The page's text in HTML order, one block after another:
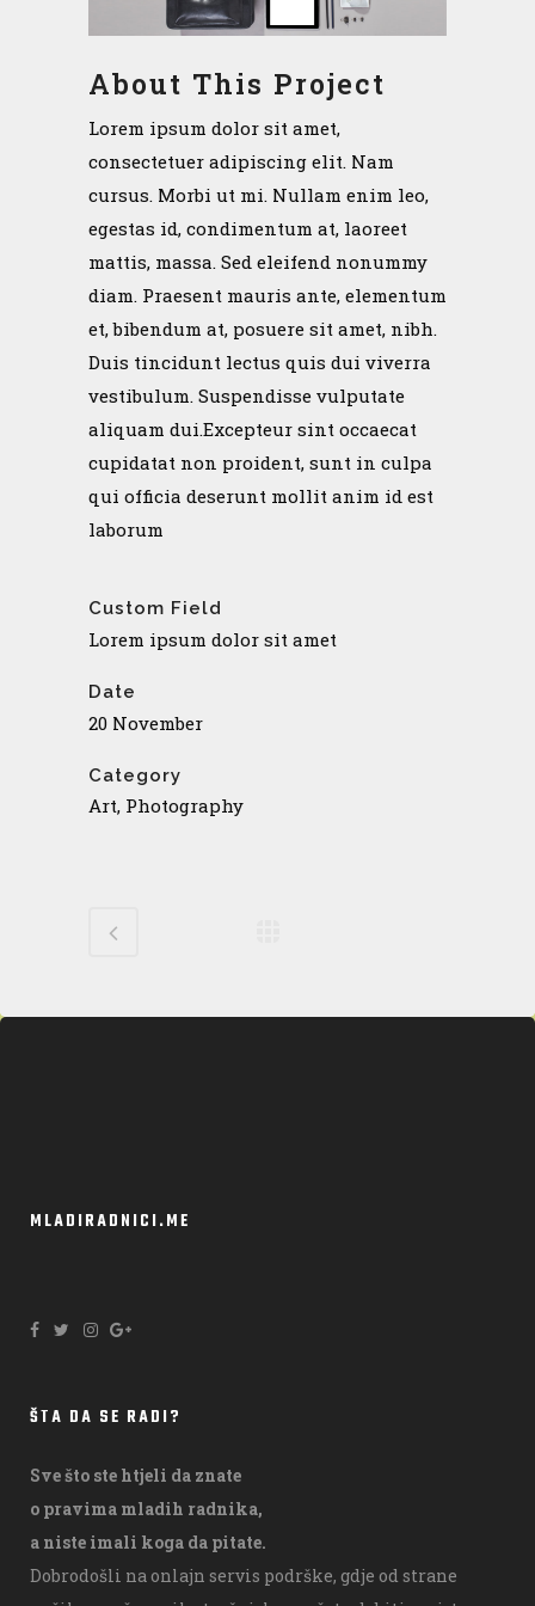
About This Project
Lorem ipsum dolor sit amet,
consectetuer adipiscing elit. Nam
cursus. Morbi ut mi. Nullam enim leo,
egestas id, condimentum at, laoreet
mattis, massa. Sed eleifend nonummy
diam. Praesent mauris ante, elementum
et, bibendum at, posuere sit amet, nibh.
Duis tincidunt lectus quis dui viverra
vestibulum. Suspendisse vulputate
aliquam dui.Excepteur sint occaecat
cupidatat non proident, sunt in culpa
qui officia deserunt mollit anim id est
laborum
Custom Field
Lorem ipsum dolor sit amet
Date
20 November
Category
Art, Photography
MLADIRADNICI.ME
ŠTA DA SE RADI?
Sve što ste htjeli da znate
o pravima mladih radnika,
a niste imali koga da pitate.
Dobrodošli na onlajn servis podrške, gdje od strane